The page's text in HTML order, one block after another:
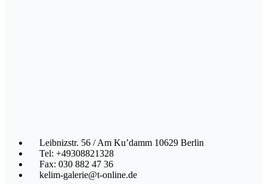
Leibnizstr. 56 / Am Ku’damm 10629 Berlin
Tel: +49308821328
Fax: 030 882 47 36
kelim-galerie@t-online.de